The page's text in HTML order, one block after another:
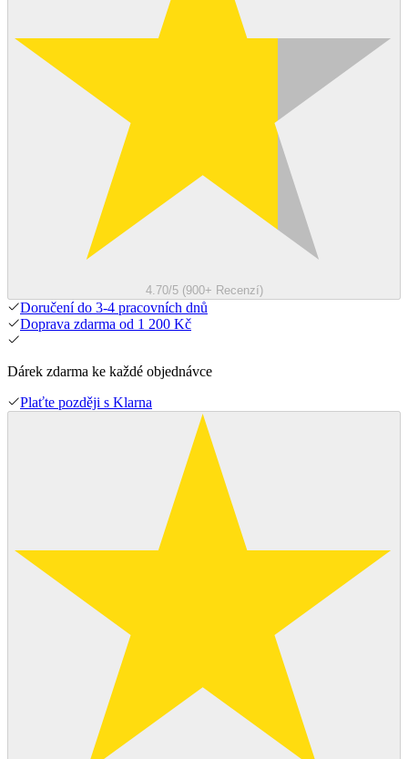
4.70/5 (900+ Recenzí)
Doručení do 3-4 pracovních dnů
Doprava zdarma od 1 200 Kč
Dárek zdarma ke každé objednávce
Plaťte později s Klarna